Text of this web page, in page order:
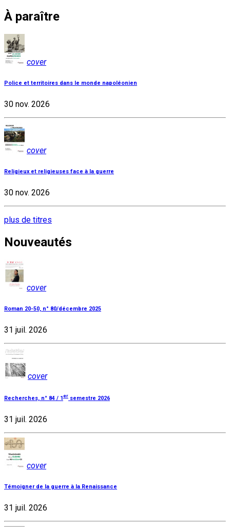
À paraître
cover
Police et territoires dans le monde napoléonien
30 nov. 2026
cover
Religieux et religieuses face à la guerre
30 nov. 2026
plus de titres
Nouveautés
cover
Roman 20-50, n° 80/décembre 2025
31 juil. 2026
cover
Recherches, n° 84 / 1 er semestre 2026
31 juil. 2026
cover
Témoigner de la guerre à la Renaissance
31 juil. 2026